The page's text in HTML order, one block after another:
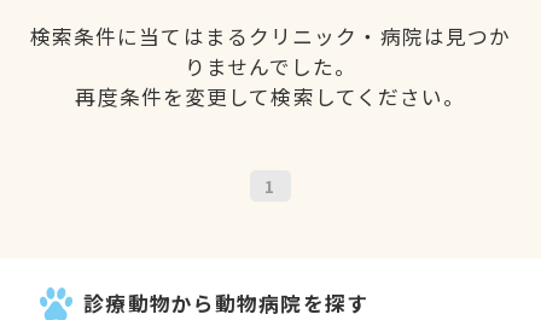
検索条件に当てはまるクリニック・病院は見つか
りませんでした。
再度条件を変更して検索してください。
1
診療動物から動物病院を探す